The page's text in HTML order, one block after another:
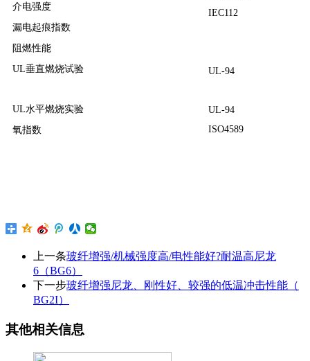
介电强度
漏电起痕指数
阻燃性能
UL垂直燃烧试验
UL水平燃烧实验
氧指数
IEC112
UL-94
UL-94
ISO4589
上一条玻纤增强/机械强度高/电性能好?耐温高尼龙
6（BG6）
下一步玻纤增强尼龙、刚性好、较强的低温冲击性能（
BG2I）
其他相关信息